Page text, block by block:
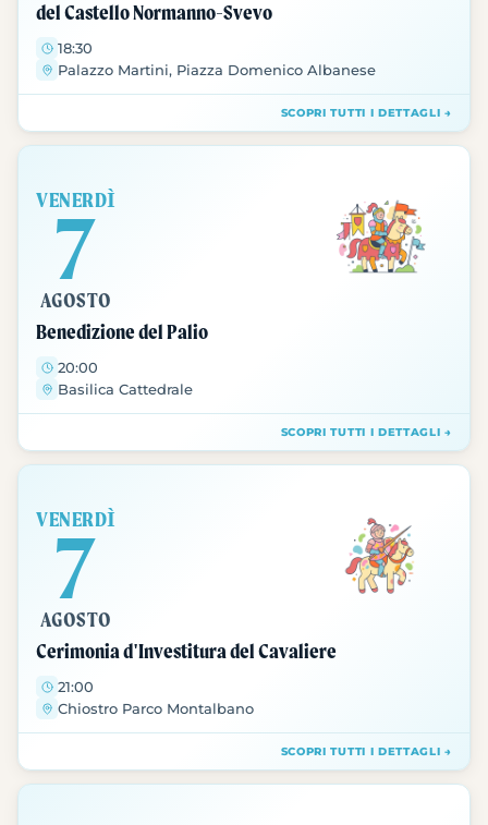
del Castello Normanno-Svevo
18:30
Palazzo Martini, Piazza Domenico Albanese
SCOPRI TUTTI I DETTAGLI →
VENERDÌ
7
AGOSTO
Benedizione del Palio
20:00
Basilica Cattedrale
SCOPRI TUTTI I DETTAGLI →
VENERDÌ
7
AGOSTO
Cerimonia d'Investitura del Cavaliere
21:00
Chiostro Parco Montalbano
SCOPRI TUTTI I DETTAGLI →